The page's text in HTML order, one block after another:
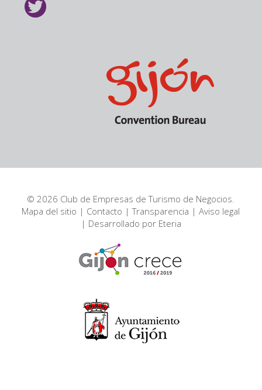
© 2026 Club de Empresas de Turismo de Negocios.
Mapa del sitio | Contacto |Transparencia |Aviso legal
| Desarrollado por Eteria